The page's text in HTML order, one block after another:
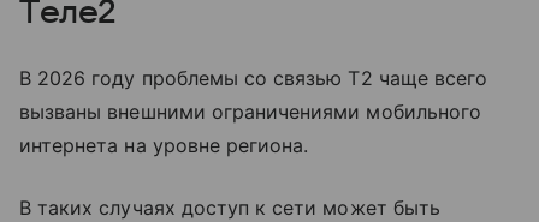
Tеле2
В 2026 году проблемы со связью T2 чаще всего
вызваны внешними ограничениями мобильного
интернета на уровне региона.
В таких случаях доступ к сети может быть